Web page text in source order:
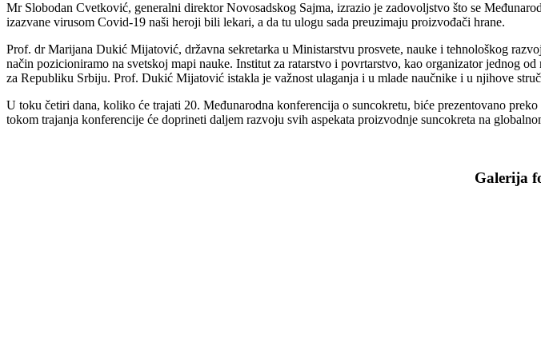
Mr Slobodan Cvetković, generalni direktor Novosadskog Sajma, izrazio je zadovoljstvo što se
izazvane virusom Covid-19 naši heroji bili lekari, a da tu ulogu sada preuzimaju proizvođači hrane.
Prof. dr Marijana Dukić Mijatović, državna sekretarka u Ministarstvu prosvete, nauke i tehnološkog
način pozicioniramo na svetskoj mapi nauke. Institut za ratarstvo i povrtarstvo, kao organizator jednog
za Republiku Srbiju. Prof. Dukić Mijatović istakla je važnost ulaganja i u mlade naučnike i u njihove
U toku četiri dana, koliko će trajati 20. Međunarodna konferencija o suncokretu, biće prezentovano
tokom trajanja konferencije će doprineti daljem razvoju svih aspekata proizvodnje suncokreta na
Galerija